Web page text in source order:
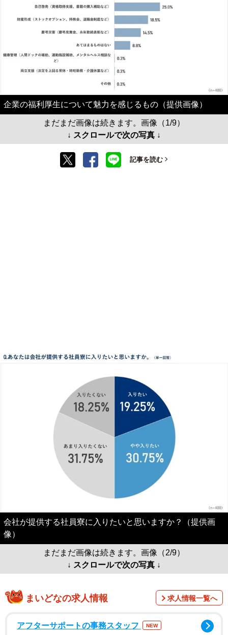
企業の福利厚生について魅力を感じるもの（提供画像）
まだまだ画像は続きます。画像（1/9）
↓ スクロールで次の写真 ↓
記事を読む
会社が提供する社員寮に入りたいと思いますか？（提供画
像）
まだまだ画像は続きます。画像（2/9）
↓ スクロールで次の写真 ↓
まいどなの求人情報 求人情報一覧へ
アフターサポートの事務スタッフ NEW